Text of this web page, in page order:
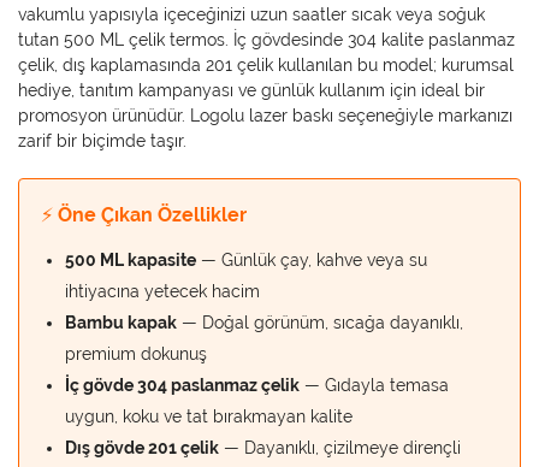
vakumlu yapısıyla içeceğinizi uzun saatler sıcak veya soğuk
tutan 500 ML çelik termos. İç gövdesinde 304 kalite paslanmaz
çelik, dış kaplamasında 201 çelik kullanılan bu model; kurumsal
hediye, tanıtım kampanyası ve günlük kullanım için ideal bir
promosyon ürünüdür. Logolu lazer baskı seçeneğiyle markanızı
zarif bir biçimde taşır.
⚡ Öne Çıkan Özellikler
500 ML kapasite — Günlük çay, kahve veya su
ihtiyacına yetecek hacim
Bambu kapak — Doğal görünüm, sıcağa dayanıklı,
premium dokunuş
İç gövde 304 paslanmaz çelik — Gıdayla temasa
uygun, koku ve tat bırakmayan kalite
Dış gövde 201 çelik — Dayanıklı, çizilmeye dirençli